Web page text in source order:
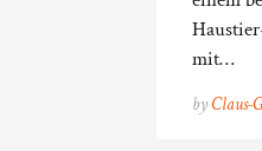
mit…
byClaus-